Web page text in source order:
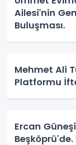
Ailesi'nin
Buluşması.
Mehmet Ali
Platformu
Ercan